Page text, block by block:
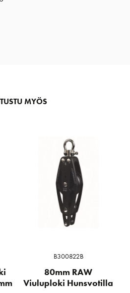
MYÖS
B300822B
80mm RAW
Viuluploki Hunsvotilla